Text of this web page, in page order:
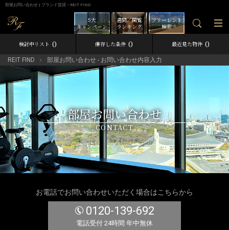
部屋お問い合わせ | ブランド賃貸－REIT FIND
フリーレント
検索
週間／閲覧
ランキング
5大
キャンペーン
検討中リスト 0 保存した条件 0 最近見た物件 0
REIT FIND 部屋お問い合わせ - お問い合わせ内容入力
部屋お問い合わせ
CONTACT
お電話でお問い合わせいただく場合はこちらから
0120-139-692
電話受付 24時間 年中無休